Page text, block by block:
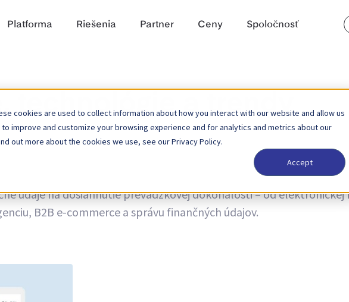
cookies are used to collect information about how you interact with our website and allow us
improve and customize your browsing experience and for analytics and metrics about our
out more about the cookies we use, see our Privacy Policy.
Accept
Platforma Riešenia Partner Ceny Spoločnosť
technológie a trendy
a trendoch a novinky o aktualizáciách produktov.
údaje na dosiahnutie prevádzkovej dokonalosti – od
B2B e-commerce a správu finančných údajov.